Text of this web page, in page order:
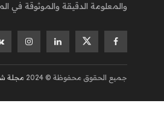
والمعلومة الدقيقة والموثوقة في
جميع الحقوق محفوظة © 2024 مجلة